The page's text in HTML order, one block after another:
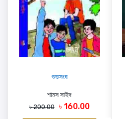
শুভসংঘ
শামস সাইদ
৳ 200.00 ৳ 160.00